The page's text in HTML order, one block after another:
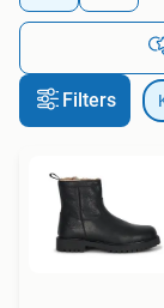
Filters